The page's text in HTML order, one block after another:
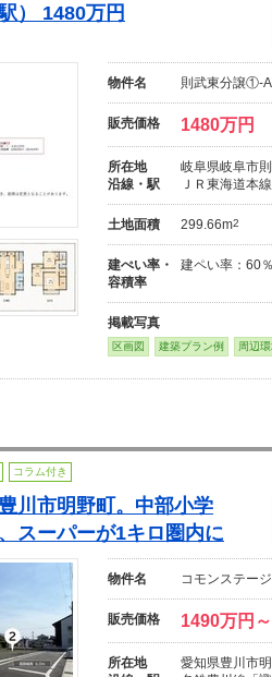
） 1480万円
物件名 則武東分譲①-A
販売価格 1480万円
所在地
岐阜県岐阜市
沿線・駅
ＪＲ東海道本
土地面積 299.66m2
建ぺい率・
容積率
建ペい率：60
掲載写真
区画図 建築プラン例 周辺
コラム付き
川市明野町。中部小学
スーパーが1キロ圏内に
物件名 コモンステー
販売価格 1490万円
所在地
愛知県豊川市